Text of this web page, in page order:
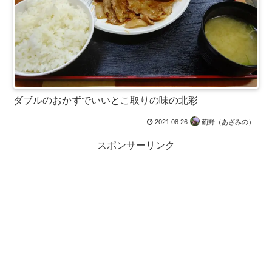
ダブルのおかずでいいとこ取りの味の北彩
2021.08.26 薊野（あざみの）
スポンサーリンク